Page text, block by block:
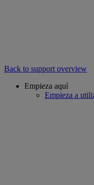
Back to support overview
Empieza aquí
Empieza a